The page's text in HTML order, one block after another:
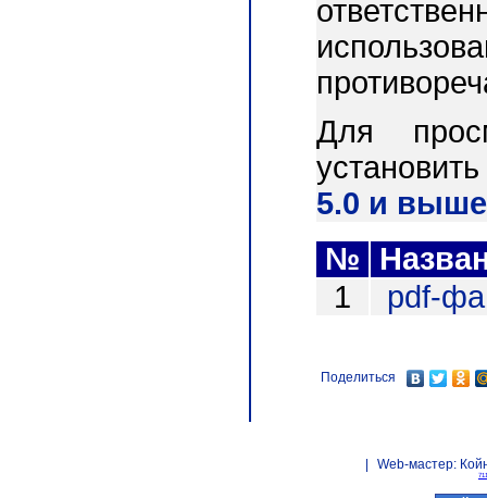
Для
5.0 и
№
1
pdf-
Поделиться
Web-мастер: